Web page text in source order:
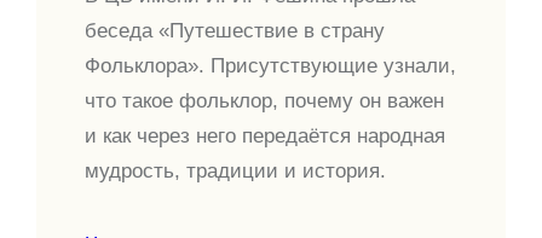
беседа «Путешествие в страну
Фольклора». Присутствующие узнали,
что такое фольклор, почему он важен
и как через него передаётся народная
мудрость, традиции и история.